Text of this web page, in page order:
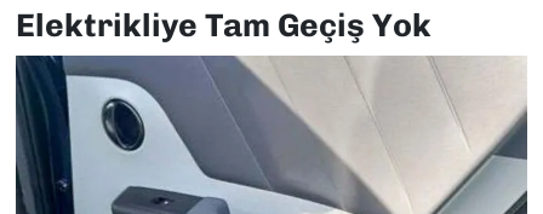
Elektrikliye Tam Geçiş Yok